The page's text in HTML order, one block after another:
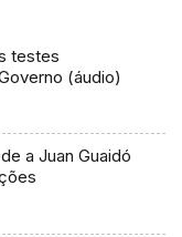
testes
(áudio)
a Juan Guaidó